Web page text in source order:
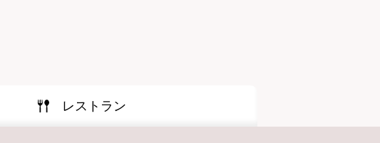
レストラン